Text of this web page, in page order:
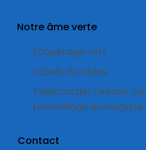
Notre âme verte
Étiquetage vert
Labels durables
Télécharger l'ebook sur
l'emballage écologique
Contact